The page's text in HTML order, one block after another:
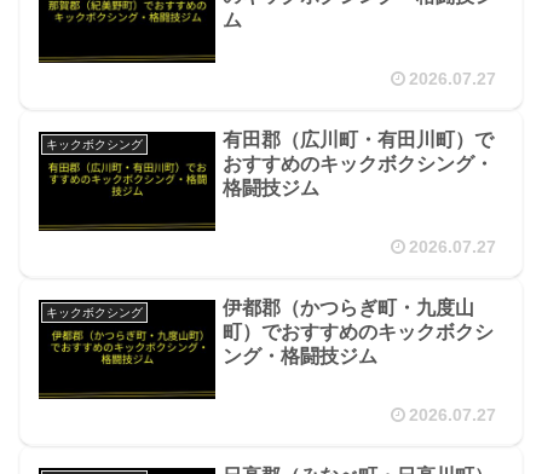
ム
2026.07.27
キックボクシング
有田郡（広川町・有田川町）で
おすすめのキックボクシング・
格闘技ジム
2026.07.27
キックボクシング
伊都郡（かつらぎ町・九度山
町）でおすすめのキックボクシ
ング・格闘技ジム
2026.07.27